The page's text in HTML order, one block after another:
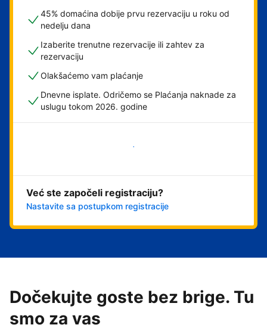
45% domaćina dobije prvu rezervaciju u roku od
nedelju dana
Izaberite trenutne rezervacije ili zahtev za
rezervaciju
Olakšaćemo vam plaćanje
Dnevne isplate. Odričemo se Plaćanja naknade za
uslugu tokom 2026. godine
Počnite odmah
Već ste započeli registraciju?
Nastavite sa postupkom registracije
Dočekujte goste bez brige. Tu
smo za vas